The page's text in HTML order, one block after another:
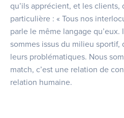
qu’ils apprécient, et les
particulière : « Tous nos
parle le même langage
sommes issus du milieu sportif,
leurs problématiques. Nous
match, c’est une relation de
relation humaine.